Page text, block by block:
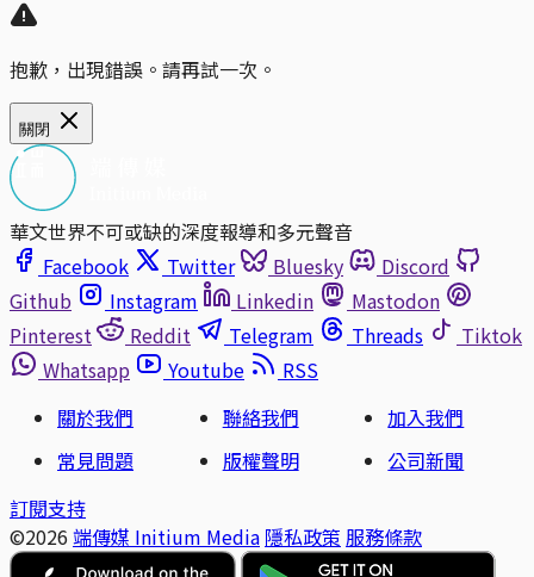
抱歉，出現錯誤。請再試一次。
關閉
華文世界不可或缺的深度報導和多元聲音
Facebook
Twitter Bluesky
Discord
Github
Instagram Linkedin
Mastodon
Pinterest
Reddit Telegram Threads
Tiktok
Whatsapp
Youtube
RSS
關於我們
聯絡我們
加入我們
常見問題
版權聲明
公司新聞
訂閱支持
©2026 端傳媒 Initium Media 隱私政策 服務條款